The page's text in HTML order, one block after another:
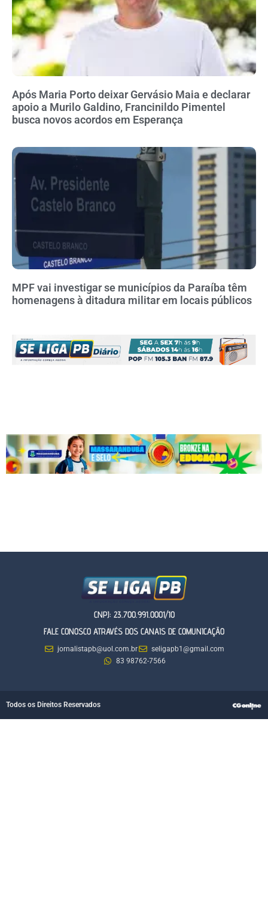
Após Maria Porto deixar Gervásio Maia e declarar
apoio a Murilo Galdino, Francinildo Pimentel
busca novos acordos em Esperança
MPF vai investigar se municípios da Paraíba têm
homenagens à ditadura militar em locais públicos
CNPJ: 23.700.991.0001/10
FALE CONOSCO ATRAVÉS DOS CANAIS DE COMUNICAÇÃO
jornalistapb@uol.com.br
seligapb1@gmail.com
83 98762-7566
Todos os Direitos Reservados